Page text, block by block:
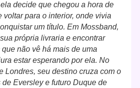
decide que chegou a hora de
voltar para o interior, onde vivia
um título. Em Mossband,
própria livraria e encontrar
não vê há mais de uma
estar esperando por ela. No
Londres, seu destino cruza com o
Eversley e futuro Duque de